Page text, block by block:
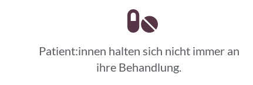
Patient:innen halten sich nicht immer an
ihre Behandlung.